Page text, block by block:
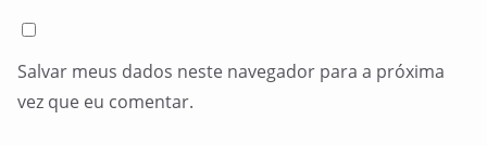
Salvar meus dados neste navegador para a próxima
vez que eu comentar.